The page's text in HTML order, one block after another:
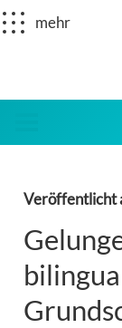
mehr
Veröffentlicht